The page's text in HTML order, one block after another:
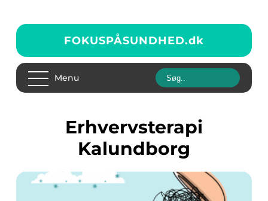
FOKUSPÅSUNDHED.dk
Menu
Erhvervsterapi
Kalundborg